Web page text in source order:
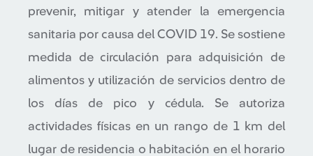
prevenir, mitigar y atender la emergencia
sanitaria por causa del COVID 19. Se sostiene
medida de circulación para adquisición de
alimentos y utilización de servicios dentro de
los días de pico y cédula. Se autoriza
actividades físicas en un rango de 1 km del
lugar de residencia o habitación en el horario